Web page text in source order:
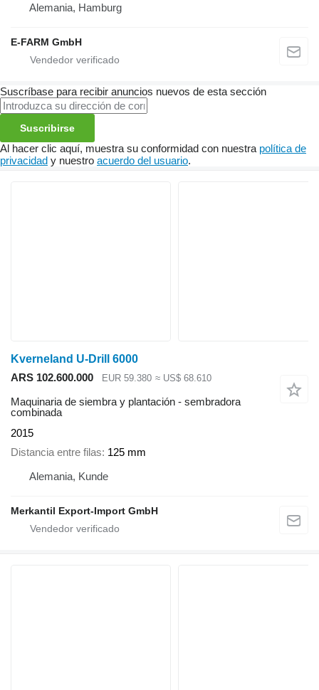
Alemania, Hamburg
E-FARM GmbH
Suscríbase para recibir anuncios nuevos de esta sección
Suscribirse
Al hacer clic aquí, muestra su conformidad con nuestra política de
privacidad y nuestro acuerdo del usuario.
Kverneland U-Drill 6000
ARS 102.600.000
EUR 59.380 ≈ US$ 68.610
Maquinaria de siembra y plantación - sembradora
combinada
2015
Distancia entre filas 125 mm
Alemania, Kunde
Merkantil Export-Import GmbH